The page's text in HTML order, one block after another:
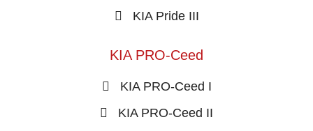
KIA Pride III
KIA PRO-Ceed
KIA PRO-Ceed I
KIA PRO-Ceed II